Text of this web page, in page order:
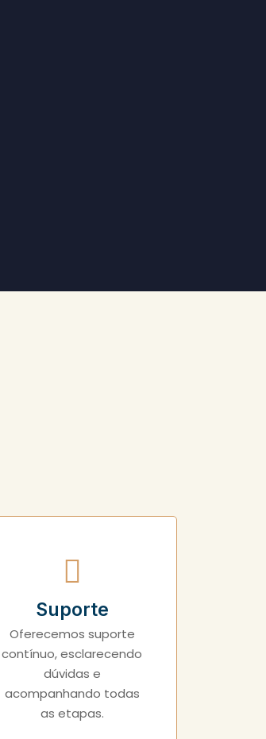
Suporte
Oferecemos suporte
contínuo, esclarecendo
dúvidas e
acompanhando todas
as etapas.